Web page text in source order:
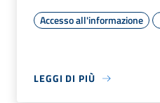
Accesso all'informazione
LEGGI DI PIÙ